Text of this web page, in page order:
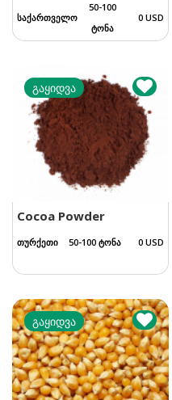
საქართველო
50-100
ტონა
0 USD
გაყიდვა
Cocoa Powder
თურქეთი 50-100 ტონა 0 USD
გაყიდვა